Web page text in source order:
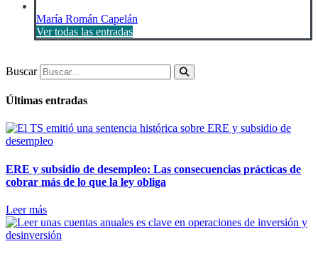
María Román Capelán
Ver todas las entradas
Buscar
Últimas entradas
ERE y subsidio de desempleo: Las consecuencias prácticas de
cobrar más de lo que la ley obliga
Leer más